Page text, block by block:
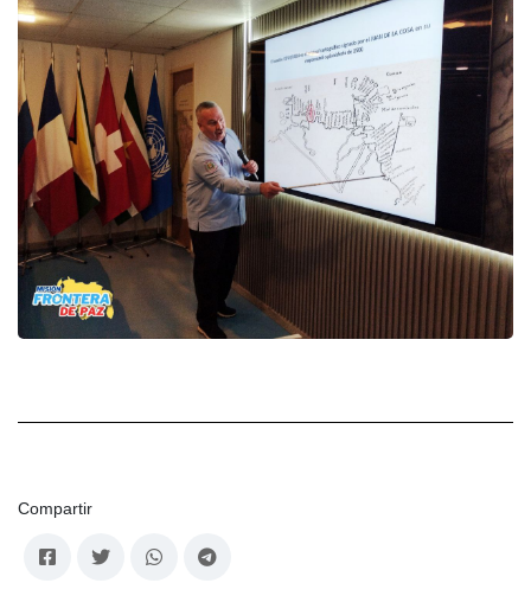
Compartir